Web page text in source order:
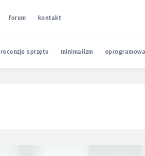
forum kontakt
recenzje sprzętu minimalizm